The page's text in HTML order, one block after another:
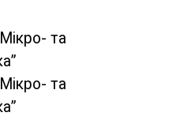
та
та